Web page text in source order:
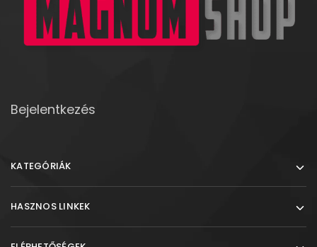
Bejelentkezés
KATEGÓRIÁK
HASZNOS LINKEK